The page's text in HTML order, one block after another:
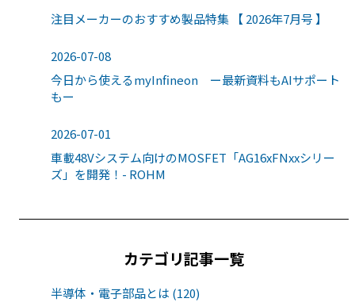
注目メーカーのおすすめ製品特集 【 2026年7月号 】
2026-07-08
今日から使えるmyInfineon ー最新資料もAIサポート
もー
2026-07-01
車載48Vシステム向けのMOSFET「AG16xFNxxシリー
ズ」を開発！- ROHM
カテゴリ記事一覧
半導体・電子部品とは (120)